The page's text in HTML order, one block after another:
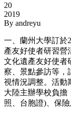
20
2019
By andreyu
一、蘭州大學訂於
產友好使者研習營
文化遺產友好使者
察、景點參訪等，
視情況調整。活動
大陸主辦學校負擔
照、台胞證)、保